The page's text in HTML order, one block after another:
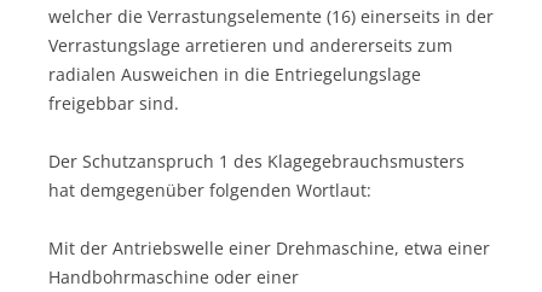
welcher die Verrastungselemente (16) einerseits in der
Verrastungslage arretieren und andererseits zum
radialen Ausweichen in die Entriegelungslage
freigebbar sind.
Der Schutzanspruch 1 des Klagegebrauchsmusters
hat demgegenüber folgenden Wortlaut:
Mit der Antriebswelle einer Drehmaschine, etwa einer
Handbohrmaschine oder einer